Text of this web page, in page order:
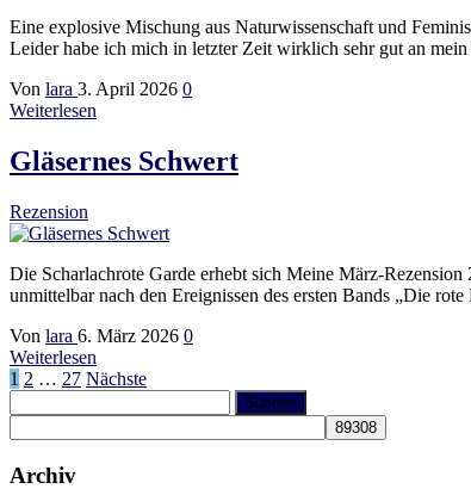
Eine explosive Mischung aus Naturwissenschaft und
Leider habe ich mich in letzter Zeit wirklich sehr gut an
Von lara 3. April 2026 0
Weiterlesen
Gläsernes Schwert
Rezension
Die Scharlachrote Garde erhebt sich Meine März-
unmittelbar nach den Ereignissen des ersten Bands „Die
Von lara 6. März 2026 0
Weiterlesen
Seitennummerierung
der
Beiträge
1 2 … 27 Nächste
nach:
Archiv